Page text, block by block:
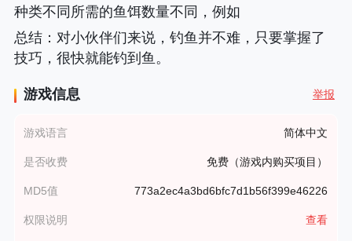
种类不同所需的鱼饵数量不同，例如
总结：对小伙伴们来说，钓鱼并不难，只要掌握了
技巧，很快就能钓到鱼。
游戏信息 举报
游戏语言 简体中文
是否收费 免费（游戏内购买项目）
MD5值 773a2ec4a3bd6bfc7d1b56f399e46226
权限说明 查看